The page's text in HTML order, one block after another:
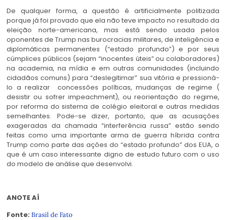
De qualquer forma, a questão é artificialmente politizada
porque já foi provado que ela não teve impacto no resultado da
eleição norte-americana, mas está sendo usada pelos
oponentes de Trump nas burocracias militares, de inteligência e
diplomáticas permanentes (“estado profundo”) e por seus
cúmplices públicos (sejam “inocentes úteis” ou colaboradores)
na academia, na mídia e em outras comunidades (incluindo
cidadãos comuns) para “deslegitimar” sua vitória e pressioná-
lo a realizar concessões políticas, mudanças de regime (
desistir ou sofrer impeachment), ou reorientação do regime,
por reforma do sistema de colégio eleitoral e outras medidas
semelhantes. Pode-se dizer, portanto, que as acusações
exageradas da chamada “interferência russa” estão sendo
feitas como uma importante arma de guerra híbrida contra
Trump como parte das ações do “estado profundo” dos EUA, o
que é um caso interessante digno de estudo futuro com o uso
do modelo de análise que desenvolvi.
ANOTE AÍ
Fonte: Brasil de Fato